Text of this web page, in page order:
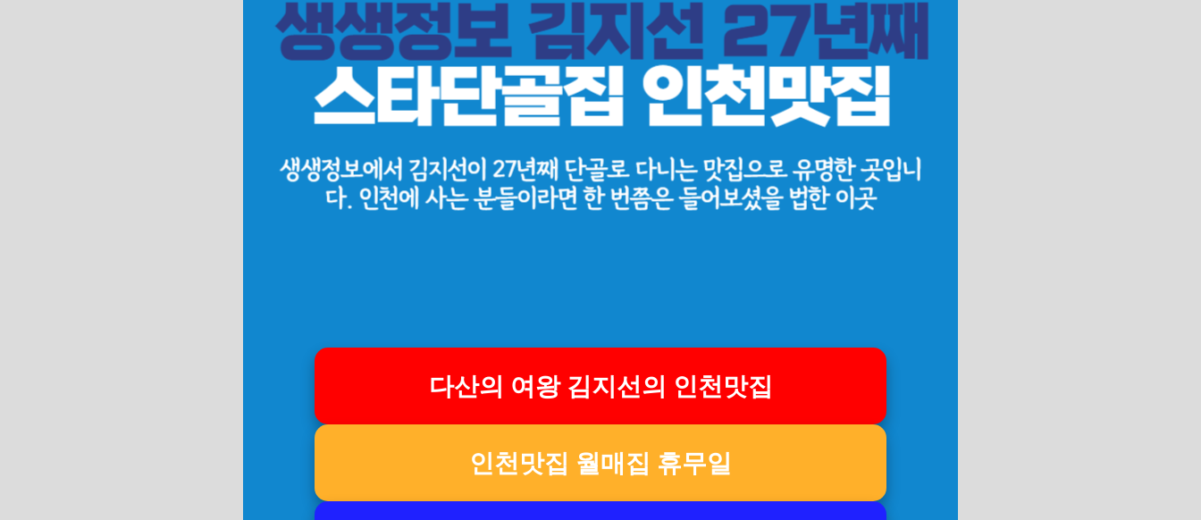
다산의 여왕 김지선의 인천맛집
인천맛집 월매집 휴무일